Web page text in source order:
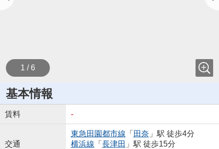
1 / 6
基本情報
賃料 -
交通
東急田園都市線 「 田奈 」駅 徒歩4分
横浜線 「 長津田 」駅 徒歩15分